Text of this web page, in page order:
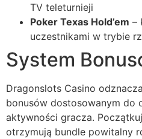
panel
panel
panel
panel
panel
panel
TV teleturnieji
Poker Texas Hold’em –
uczestnikami w trybie
System
Dragonslots Casino
bonusów dostosowanym do
aktywności gracza.
otrzymują bundle powitalny